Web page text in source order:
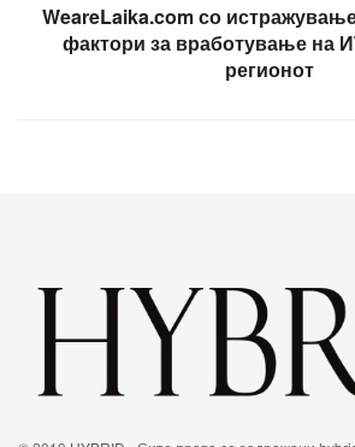
WeareLaika.com со
фактори за вработување на
регионот